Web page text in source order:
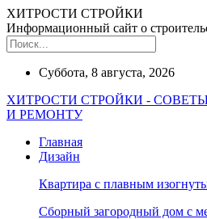
ХИТРОСТИ СТРОЙКИ
Информационный сайт о
Суббота, 8 августа, 2026
ХИТРОСТИ СТРОЙКИ -
И РЕМОНТУ
Главная
Дизайн
Квартира с плавным
Сборный загородный дом с